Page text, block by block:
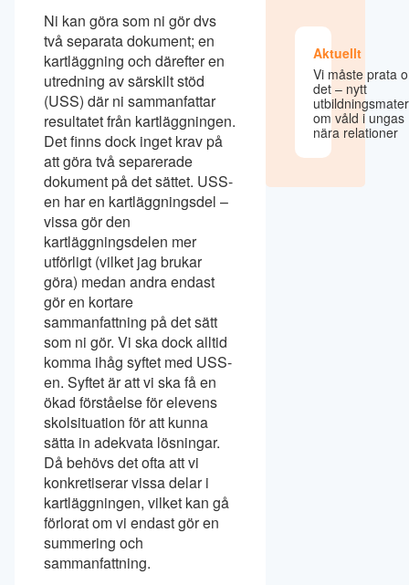
Ni kan göra som ni gör dvs
två separata dokument; en
kartläggning och därefter en
utredning av särskilt stöd
(USS) där ni sammanfattar
resultatet från kartläggningen.
Det finns dock inget krav på
att göra två separerade
dokument på det sättet. USS-
en har en kartläggningsdel –
vissa gör den
kartläggningsdelen mer
utförligt (vilket jag brukar
göra) medan andra endast
gör en kortare
sammanfattning på det sätt
som ni gör. Vi ska dock alltid
komma ihåg syftet med USS-
en. Syftet är att vi ska få en
ökad förståelse för elevens
skolsituation för att kunna
sätta in adekvata lösningar.
Då behövs det ofta att vi
konkretiserar vissa delar i
kartläggningen, vilket kan gå
förlorat om vi endast gör en
summering och
sammanfattning.
Aktuellt
Vi måste prata
det – nytt
om våld i ungas
nära relationer